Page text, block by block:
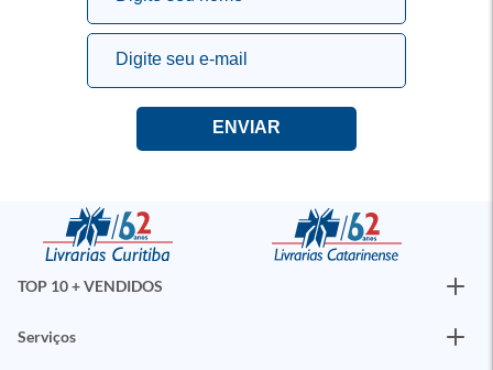
TOP 10 + VENDIDOS
Serviços